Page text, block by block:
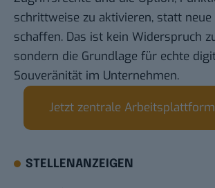
schrittweise zu aktivieren, statt neue
schaffen. Das ist kein Widerspruch
sondern die Grundlage für echte
Souveränität im Unternehmen.
Jetzt zentrale
STELLENANZEIGEN